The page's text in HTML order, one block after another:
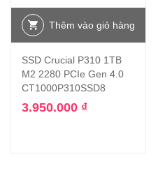
Thêm vào giỏ hàng
SSD Crucial P310 1TB
M2 2280 PCIe Gen 4.0
CT1000P310SSD8
3.950.000 ₫